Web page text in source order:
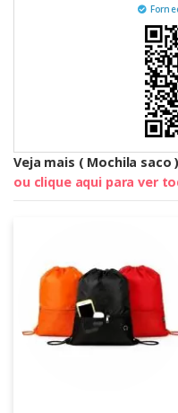
Veja mais ( Mochila saco
ou clique aqui para ver